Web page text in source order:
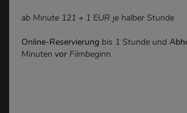
ab Minute 121 + 1 EUR je halber Stunde
Online-Reservierung bis 1 Stunde und
Minuten vor Filmbeginn.